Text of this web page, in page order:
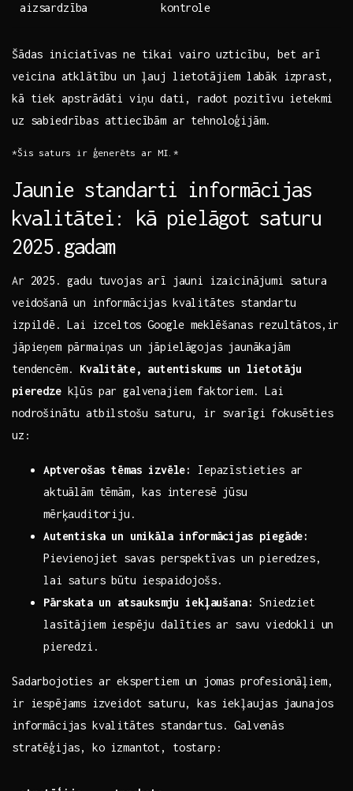
aizsardzība
kontrole
Šādas iniciatīvas‌ ne tikai vairo uzticību, bet arī​
veicina⁣ atklātību un ļauj lietotājiem labāk izprast,
kā tiek apstrādāti⁣ viņu ⁢dati, radot pozitīvu ⁣ietekmi⁣
uz ‍sabiedrības attiecībām ar tehnoloģijām.
*Šis saturs ir ‍ģenerēts ar MI.*
Jaunie standarti informācijas
⁣kvalitātei: kā​ pielāgot⁣ saturu
2025.gadam
Ar 2025. ⁤gadu tuvojas arī jauni izaicinājumi‌ satura
veidošanā un‌ informācijas kvalitātes​ standartu
izpildē.⁤ Lai ⁢izceltos Google meklēšanas rezultātos,ir⁤
jāpieņem pārmaiņas‌ un jāpielāgojas ⁣jaunākajām
tendencēm.⁢ Kvalitāte, autentiskums un lietotāju⁤
pieredzekļūs par galvenajiem⁣ faktoriem.⁢ Lai
nodrošinātu atbilstošu saturu, ir svarīgi ⁢fokusēties
uz:
Aptverošas tēmas izvēle:
Iepazīstieties ar​
aktuālām tēmām,⁤ kas interesē⁢ jūsu
mērķauditoriju.
Autentiska un ​unikāla informācijas piegāde:
Pievienojiet savas perspektīvas ‌un⁤ pieredzes,
lai saturs būtu ‌iespaidojošs.
Pārskata ⁤un atsauksmju iekļaušana: Sniedziet‌
lasītājiem ‌iespēju dalīties ⁤ar savu viedokli un​
pieredzi.
Sadarbojoties ar ekspertiem un jomas ⁢profesionāļiem,
ir iespējams ⁢izveidot saturu, kas‍ iekļaujas jaunajos
informācijas kvalitātes standartus. Galvenās
stratēģijas, ko izmantot, tostarp: